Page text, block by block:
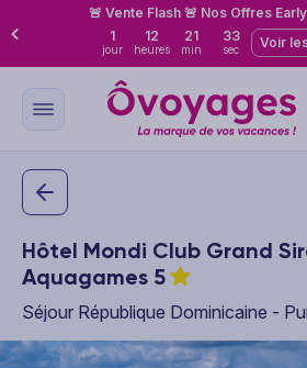
🚨 Vente Flash 🚨 Nos Offres
1
jour
12
heures
21
min
32
sec Voir
Hôtel Mondi Club Grand
Aquagames 5
Séjour République Dominicaine -
This carousel shows one large product